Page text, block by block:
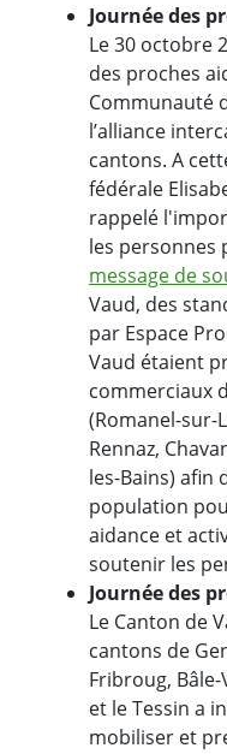
Journée des
Le 30 octobre
des proches
Communauté
l’alliance
cantons. A
fédérale
rappelé
les personnes
message de
Vaud, des
par Espace
Vaud étaient
commerciaux
(Romanel-sur-
Rennaz,
les-Bains) afin
population
aidance et
soutenir les
Journée des
Le Canton de
cantons de
Fribroug, Bâle-
et le Tessin a
mobiliser et